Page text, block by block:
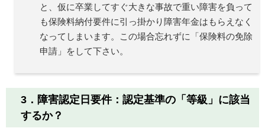
と、仮に卒業してすぐ大きな事故で重い障害を負って
も保険料納付要件に引っ掛かり障害年金はもらえなく
なってしまいます。この場合忘れずに「保険料の免除
申請」をして下さい。
3．障害認定日要件：認定基準の「等級」に該当
するか？